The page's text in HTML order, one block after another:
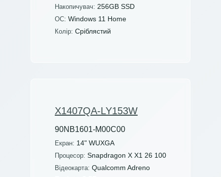
Накопичувач: 256GB SSD
ОС: Windows 11 Home
Колір: Сріблястий
X1407QA-LY153W
90NB1601-M00C00
Екран: 14" WUXGA
Процесор: Snapdragon X X1 26 100
Відеокарта: Qualcomm Adreno